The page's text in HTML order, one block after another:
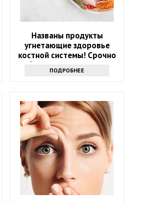
Названы продукты
угнетающие здоровье
костной системы! Срочно
уберите их из рациона
ПОДРОБНЕЕ